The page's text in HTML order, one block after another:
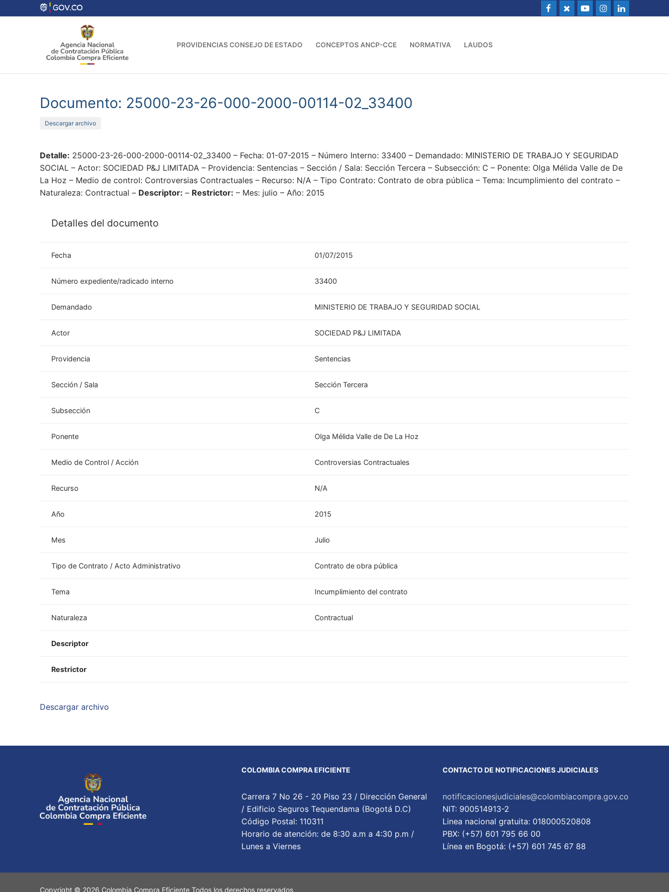
al
PROVIDENCIAS CONSEJO DE ESTADO CONCEPTOS ANCP-CCE NORMATIVA LAUDOS
Documento: 25000-23-26-000-2000-00114-02_33400
Descargar archivo
Detalle: 25000-23-26-000-2000-00114-02_33400 – Fecha: 01-07-2015 – Número Interno: 33400 – Demandado: MINISTERIO DE TRABAJO Y SEGURIDAD
SOCIAL – Actor: SOCIEDAD P&J LIMITADA – Providencia: Sentencias – Sección / Sala: Sección Tercera – Subsección: C – Ponente: Olga Mélida Valle de De
La Hoz – Medio de control: Controversias Contractuales – Recurso: N/A – Tipo Contrato: Contrato de obra pública – Tema: Incumplimiento del contrato –
Naturaleza: Contractual – Descriptor: – Restrictor: – Mes: julio – Año: 2015
Detalles del documento
Fecha 01/07/2015
Número expediente/radicado interno 33400
Demandado MINISTERIO DE TRABAJO Y SEGURIDAD SOCIAL
Actor SOCIEDAD P&J LIMITADA
Providencia Sentencias
Sección / Sala Sección Tercera
Subsección C
Ponente Olga Mélida Valle de De La Hoz
Medio de Control / Acción Controversias Contractuales
Recurso N/A
Año 2015
Mes Julio
Tipo de Contrato / Acto Administrativo Contrato de obra pública
Tema Incumplimiento del contrato
Naturaleza Contractual
Descriptor
Restrictor
Descargar archivo
COLOMBIA COMPRA EFICIENTE
Carrera 7 No 26 - 20 Piso 23 / Dirección General
/ Edificio Seguros Tequendama (Bogotá D.C)
Código Postal: 110311
Horario de atención: de 8:30 a.m a 4:30 p.m /
Lunes a Viernes
CONTACTO DE NOTIFICACIONES JUDICIALES
notificacionesjudiciales@colombiacompra.gov.co
NIT: 900514913-2
Linea nacional gratuita: 018000520808
PBX: (+57) 601 795 66 00
Lí­nea en Bogotá: (+57) 601 745 67 88
Copyright © 2026 Colombia Compra Eficiente Todos los derechos reservados